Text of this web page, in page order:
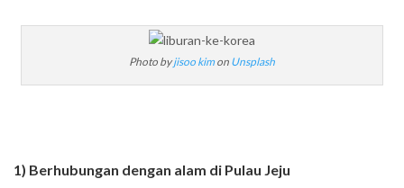
Photo byjisoo kimon Unsplash
1) Berhubungan dengan alam di Pulau Jeju